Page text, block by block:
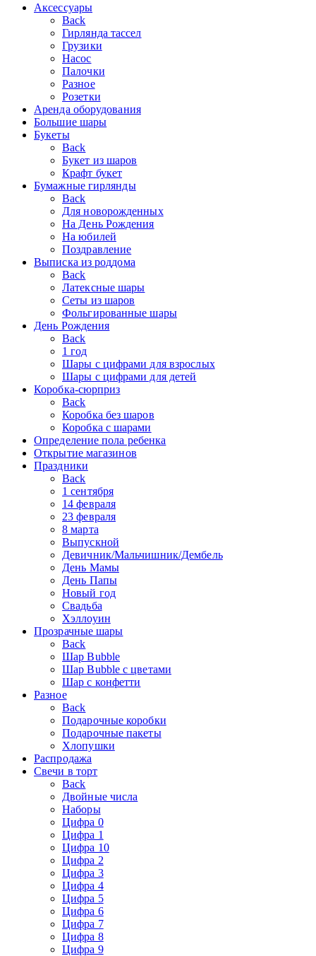
Аксессуары
Back
Гирлянда тассел
Грузики
Насос
Палочки
Разное
Розетки
Аренда оборудования
Большие шары
Букеты
Back
Букет из шаров
Крафт букет
Бумажные гирлянды
Back
Для новорожденных
На День Рождения
На юбилей
Поздравление
Выписка из роддома
Back
Латексные шары
Сеты из шаров
Фольгированные шары
День Рождения
Back
1 год
Шары с цифрами для взрослых
Шары с цифрами для детей
Коробка-сюрприз
Back
Коробка без шаров
Коробка с шарами
Определение пола ребенка
Открытие магазинов
Праздники
Back
1 сентября
14 февраля
23 февраля
8 марта
Выпускной
Девичник/Мальчишник/Дембель
День Мамы
День Папы
Новый год
Свадьба
Хэллоуин
Прозрачные шары
Back
Шар Bubble
Шар Bubble с цветами
Шар с конфетти
Разное
Back
Подарочные коробки
Подарочные пакеты
Хлопушки
Распродажа
Свечи в торт
Back
Двойные числа
Наборы
Цифра 0
Цифра 1
Цифра 10
Цифра 2
Цифра 3
Цифра 4
Цифра 5
Цифра 6
Цифра 7
Цифра 8
Цифра 9